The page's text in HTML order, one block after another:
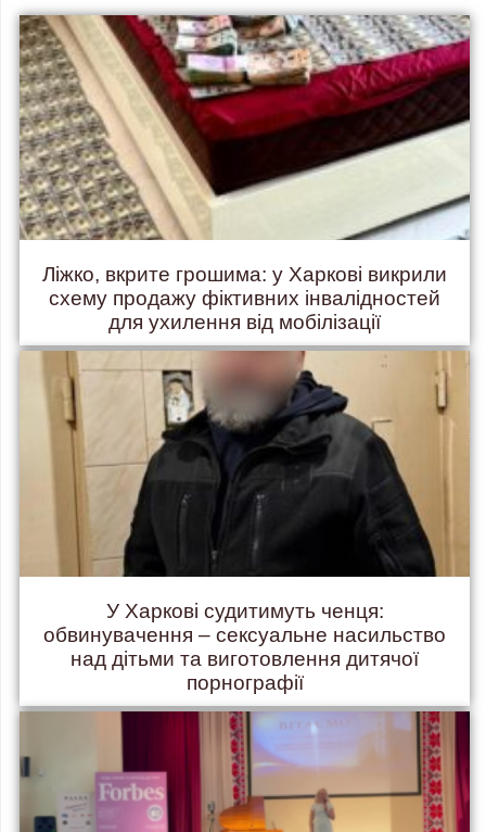
Ліжко, вкрите грошима: у Харкові викрили
схему продажу фіктивних інвалідностей
для ухилення від мобілізації
У Харкові судитимуть ченця:
обвинувачення – сексуальне насильство
над дітьми та виготовлення дитячої
порнографії